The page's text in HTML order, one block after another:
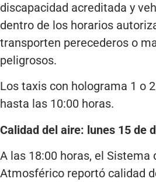
discapacidad acreditada y
dentro de los horarios
transporten perecederos o
peligrosos.
Los taxis con holograma 1 o
hasta las 10:00 horas.
Calidad del aire: lunes 15 de
A las 18:00 horas, el Sistema
Atmosférico reportó calidad